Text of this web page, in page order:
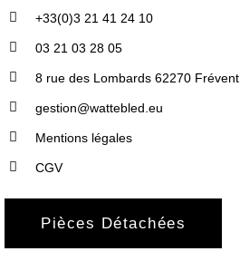
+33(0)3 21 41 24 10
03 21 03 28 05
8 rue des Lombards 62270 Frévent
gestion@wattebled.eu
Mentions légales
CGV
Pièces Détachées